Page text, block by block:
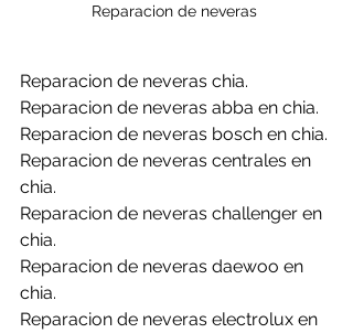
Reparacion de neveras
Reparacion de neveras chia.
Reparacion de neveras abba en chia.
Reparacion de neveras bosch en chia.
Reparacion de neveras centrales en
chia.
Reparacion de neveras challenger en
chia.
Reparacion de neveras daewoo en
chia.
Reparacion de neveras electrolux en